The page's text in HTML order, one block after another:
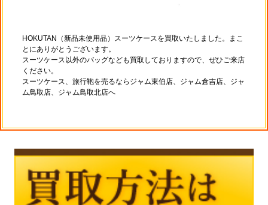
HOKUTAN（新品未使用品）スーツケースを買取いたしました。まこ
とにありがとうございます。
スーツケース以外のバッグなども買取しておりますので、ぜひご来店
ください。
スーツケース、旅行鞄を売るならジャム東伯店、ジャム倉吉店、ジャ
ム鳥取店、ジャム鳥取北店へ